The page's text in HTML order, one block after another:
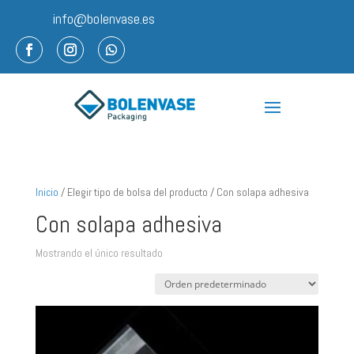
info@bolenvase.es
Inicio / Elegir tipo de bolsa del producto / Con solapa adhesiva
Con solapa adhesiva
Mostrando el único resultado